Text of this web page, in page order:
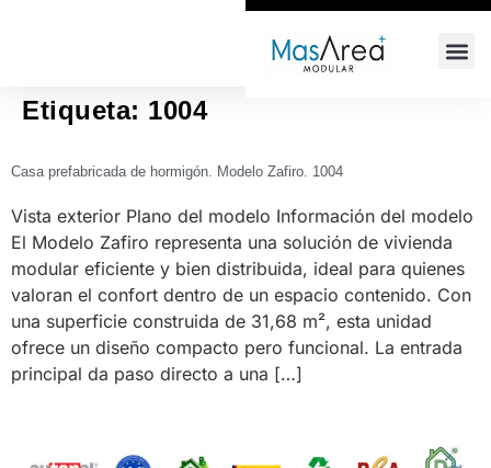
info@masarea.com
Etiqueta: 1004
Casa prefabricada de hormigón. Modelo Zafiro. 1004
Vista exterior Plano del modelo Información del modelo
El Modelo Zafiro representa una solución de vivienda
modular eficiente y bien distribuida, ideal para quienes
valoran el confort dentro de un espacio contenido. Con
una superficie construida de 31,68 m², esta unidad
ofrece un diseño compacto pero funcional. La entrada
principal da paso directo a una […]